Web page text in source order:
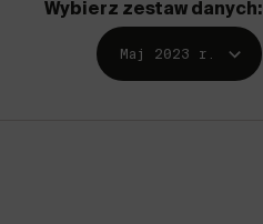
Wybierz zestaw danych:
Maj 2023 r.